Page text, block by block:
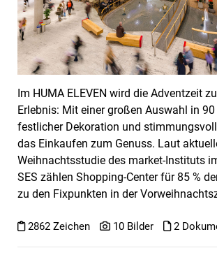
Im HUMA ELEVEN wird die Adventzeit
Erlebnis: Mit einer großen Auswahl in
festlicher Dekoration und
das Einkaufen zum Genuss. Laut
Weihnachtsstudie des market-Instituts
SES zählen Shopping-Center für 85 %
zu den Fixpunkten in der
2862 Zeichen 10 Bilder 2